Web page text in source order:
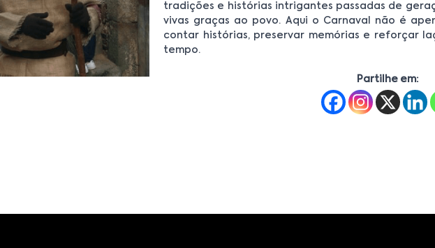
tradições e histórias intrigantes passadas de
vivas graças ao povo. Aqui o Carnaval não é
contar histórias, preservar memórias e reforçar
tempo.
Partilhe em: